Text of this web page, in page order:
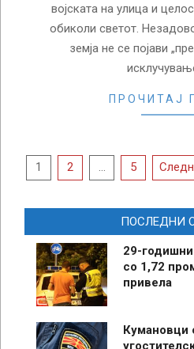
војската на улица и
обиколи светот.
земја не се појави
ПРОЧИТАЈ
Posts
1 2 … 5
ПОСЛЕДНИ
29-
со 1,72
привела
Кумановци